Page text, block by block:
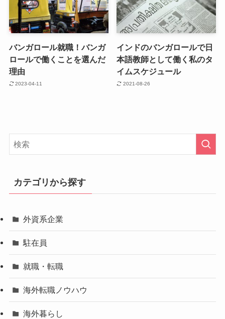
バンガロール就職！バンガ
ロールで働くことを選んだ
理由
2023-04-11
インドのバンガロールで日
本語教師として働く私のタ
イムスケジュール
2021-08-26
カテゴリから探す
外資系企業
駐在員
就職・転職
海外転職ノウハウ
海外暮らし